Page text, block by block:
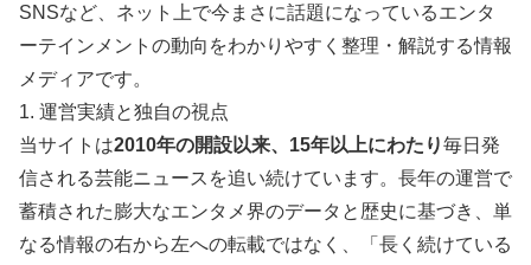
SNSなど、ネット上で今まさに話題になっているエンタ
ーテインメントの動向をわかりやすく整理・解説する情報
メディアです。
1. 運営実績と独自の視点
当サイトは2010年の開設以来、15年以上にわたり毎日発
信される芸能ニュースを追い続けています。長年の運営で
蓄積された膨大なエンタメ界のデータと歴史に基づき、単
なる情報の右から左への転載ではなく、「長く続けている